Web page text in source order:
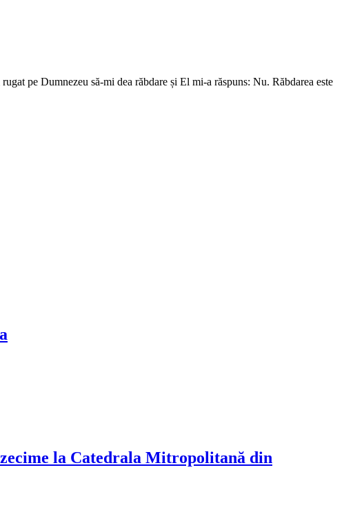
pe Dumnezeu să-mi dea răbdare și El mi-a răspuns: Nu. Răbdarea este
la Catedrala Mitropolitană din